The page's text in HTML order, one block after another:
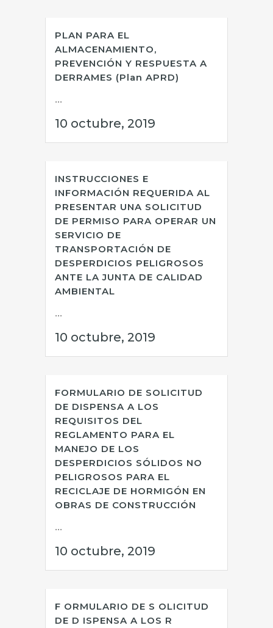
PLAN PARA EL
ALMACENAMIENTO,
PREVENCIÓN Y RESPUESTA A
DERRAMES (Plan APRD)
...
10 octubre, 2019
INSTRUCCIONES E
INFORMACIÓN REQUERIDA AL
PRESENTAR UNA SOLICITUD
DE PERMISO PARA OPERAR UN
SERVICIO DE
TRANSPORTACIÓN DE
DESPERDICIOS PELIGROSOS
ANTE LA JUNTA DE CALIDAD
AMBIENTAL
...
10 octubre, 2019
FORMULARIO DE SOLICITUD
DE DISPENSA A LOS
REQUISITOS DEL
REGLAMENTO PARA EL
MANEJO DE LOS
DESPERDICIOS SÓLIDOS NO
PELIGROSOS PARA EL
RECICLAJE DE HORMIGÓN EN
OBRAS DE CONSTRUCCIÓN
...
10 octubre, 2019
F ORMULARIO DE S OLICITUD
DE D ISPENSA A LOS R